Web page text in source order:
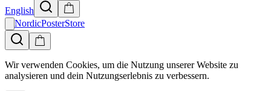
English
NordicPosterStore
Wir verwenden Cookies, um die Nutzung unserer Website zu
analysieren und dein Nutzungserlebnis zu verbessern.